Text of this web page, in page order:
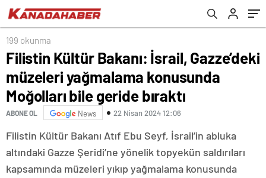
199 okunma
Filistin Kültür Bakanı: İsrail, Gazze’deki
müzeleri yağmalama konusunda
Moğolları bile geride bıraktı
ABONE OL News 22 Nisan 2024 12:06
Filistin Kültür Bakanı Atıf Ebu Seyf, İsrail’in abluka
altındaki Gazze Şeridi’ne yönelik topyekün saldırıları
kapsamında müzeleri yıkıp yağmalama konusunda